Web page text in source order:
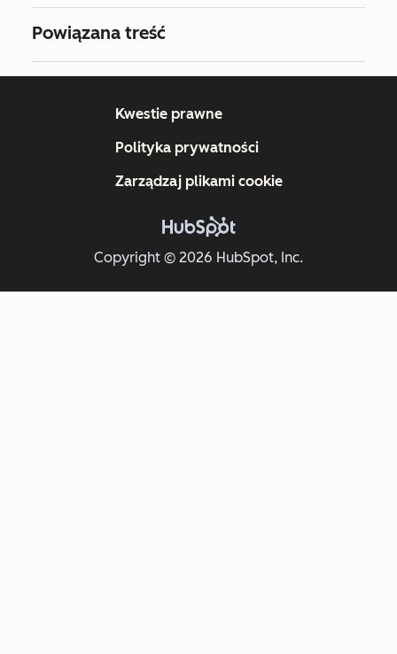
Powiązana treść
Copyright © 2026 HubSpot, Inc.
Kwestie prawne
Polityka prywatności
Zarządzaj plikami cookie